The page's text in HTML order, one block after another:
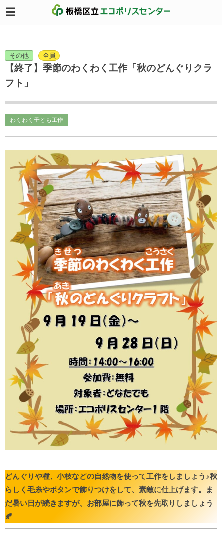
その他 全員
【終了】季節のわくわく工作「秋のどんぐりクラ
フト」
わくわく子ども工作
どんぐりや種、小枝などの自然物を使って工作をしましょう♪秋
らしく毛糸やボタンで飾りつけをして、素敵に仕上げます。ま
だ暑い日が続きますが、お部屋に飾って秋を先取りしましょう
🍂